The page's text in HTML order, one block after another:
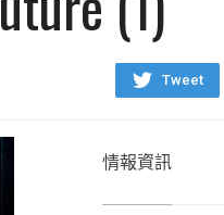
Tweet
情報資訊